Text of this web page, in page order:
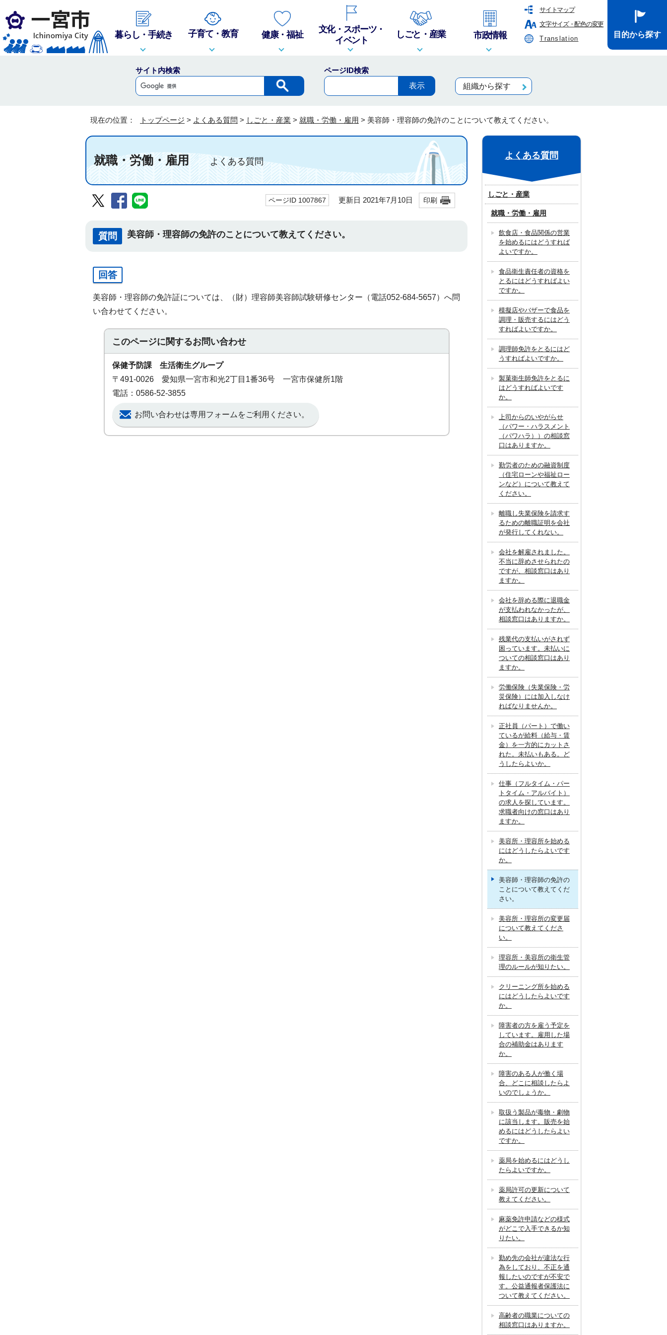
サイトマップ
文字サイズ・配色の変更
Translation
暮らし・手続き 子育て・教育 健康・福祉
文化・スポーツ・
イベント
しごと・産業 市政情報 目的から探す
サイト内検索
ページID検索
組織から探す
現在の位置： トップページ > よくある質問 > しごと・産業 > 就職・労働・雇用 > 美容師・理容師の免許のことについて教えてください。
就職・労働・雇用よくある質問
ページID 1007867 更新日 2021年7月10日 印刷
質問 美容師・理容師の免許のことについて教えてください。
回答
美容師・理容師の免許証については、（財）理容師美容師試験研修センター（電話052‐684-5657）へ問
い合わせてください。
このページに関するお問い合わせ
保健予防課 生活衛生グループ
〒491-0026 愛知県一宮市和光2丁目1番36号 一宮市保健所1階
電話：0586-52-3855
お問い合わせは専用フォームをご利用ください。
よくある質問
しごと・産業
就職・労働・雇用
飲食店・食品関係の営業
を始めるにはどうすれば
よいですか。
食品衛生責任者の資格を
とるにはどうすればよい
ですか。
模擬店やバザーで食品を
調理・販売するにはどう
すればよいですか。
調理師免許をとるにはど
うすればよいですか。
製菓衛生師免許をとるに
はどうすればよいです
か。
上司からのいやがらせ
（パワー・ハラスメント
（パワハラ））の相談窓
口はありますか。
勤労者のための融資制度
（住宅ローンや福祉ロー
ンなど）について教えて
ください。
離職し失業保険を請求す
るための離職証明を会社
が発行してくれない。
会社を解雇されました。
不当に辞めさせられたの
ですが、相談窓口はあり
ますか。
会社を辞める際に退職金
が支払われなかったが、
相談窓口はありますか。
残業代の支払いがされず
困っています。未払いに
ついての相談窓口はあり
ますか。
労働保険（失業保険・労
災保険）には加入しなけ
ればなりませんか。
正社員（パート）で働い
ているが給料（給与・賃
金）を一方的にカットさ
れた。未払いもある。ど
うしたらよいか。
仕事（フルタイム・パー
トタイム・アルバイト）
の求人を探しています。
求職者向けの窓口はあり
ますか。
美容所・理容所を始める
にはどうしたらよいです
か。
美容師・理容師の免許の
ことについて教えてくだ
さい。
美容所・理容所の変更届
について教えてくださ
い。
理容所・美容所の衛生管
理のルールが知りたい。
クリーニング所を始める
にはどうしたらよいです
か。
障害者の方を雇う予定を
しています。雇用した場
合の補助金はあります
か。
障害のある人が働く場
合、どこに相談したらよ
いのでしょうか。
取扱う製品が毒物・劇物
に該当します。販売を始
めるにはどうしたらよい
ですか。
薬局を始めるにはどうし
たらよいですか。
薬局許可の更新について
教えてください。
麻薬免許申請などの様式
がどこで入手できるか知
りたい。
勤め先の会社が違法な行
為をしており、不正を通
報したいのですが不安で
す。公益通報者保護法に
ついて教えてください。
高齢者の職業についての
相談窓口はありますか。